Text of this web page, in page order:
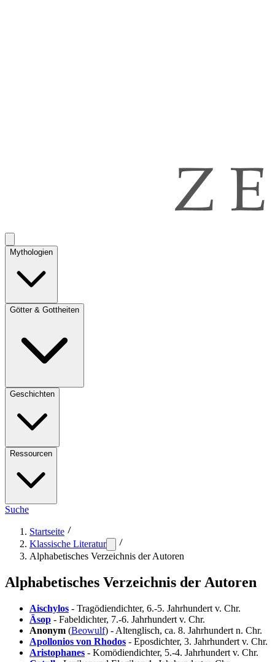
Mythologien
Götter & Gottheiten
Geschichten
Ressourcen
Suche
Startseite
Klassische Literatur
Alphabetisches Verzeichnis der Autoren
Alphabetisches Verzeichnis der Autoren
Aischylos - Tragödiendichter, 6.-5. Jahrhundert v. Chr.
Äsop - Fabeldichter, 7.-6. Jahrhundert v. Chr.
Anonym (Beowulf) - Altenglisch, ca. 8. Jahrhundert n. Chr.
Apollonios von Rhodos - Eposdichter, 3. Jahrhundert v. Chr.
Aristophanes - Komödiendichter, 5.-4. Jahrhundert v. Chr.